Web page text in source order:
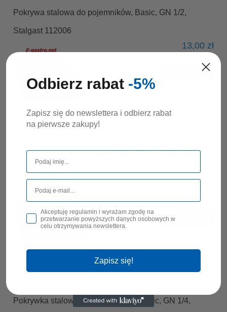
Pokrywa stalowa do pojemników, Basic, GN 1/2,
Stalgast 112006
13,00 zł
10,57 zł
Stalgast 113006
Cena netto:8,13 zł
DO KOSZYKA
Pokrywka stalowa do pojemników, Basic, GN 1/4,
Odbierz rabat -5%
Zapisz się do newslettera i odbierz rabat
na pierwsze zakupy!
Akceptuję regulamin i wyrażam zgodę na
przetwarzanie powyższych danych osobowych w
celu otrzymywania newslettera.
Zapisz się!